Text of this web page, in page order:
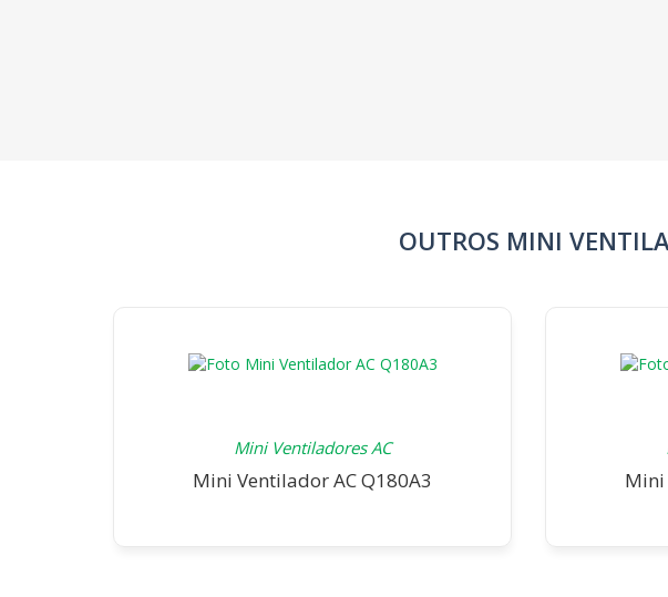
OUTROS MINI
Mini Ventiladores AC
Mini Ventilador AC Q180A3 Mini